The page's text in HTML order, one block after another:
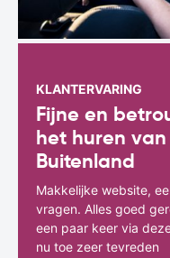
KLANTERVARING
Fijne en
het huren
Buitenland
Makkelijke website,
vragen. Alles goed
een paar keer via
nu toe zeer tevreden